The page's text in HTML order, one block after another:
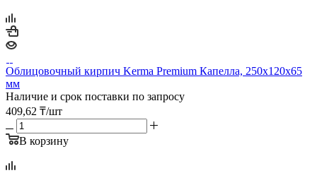
Облицовочный кирпич Kerma Premium Капелла, 250х120х65
мм
Наличие и срок поставки по запросу
409,62 ₸/шт
В корзину